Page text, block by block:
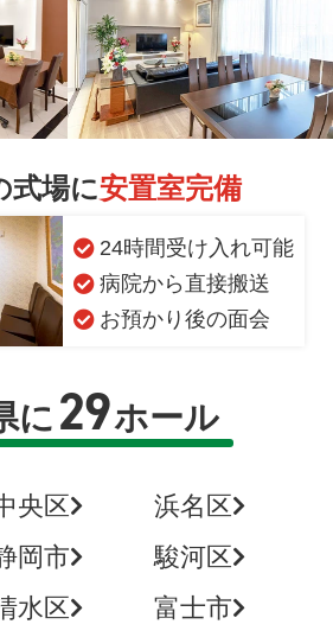
式場に安置室完備
24時間受け入れ可能
病院から直接搬送
お預かり後の面会
に 29ホール
央区
浜名区
岡市
駿河区
水区
富士市